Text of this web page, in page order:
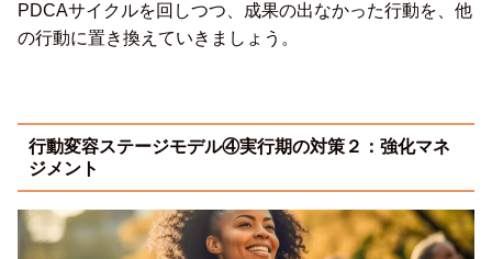
PDCAサイクルを回しつつ、成果の出なかった行動を、他
の行動に置き換えていきましょう。
行動変容ステージモデル④実行期の対策２：強化マネ
ジメント